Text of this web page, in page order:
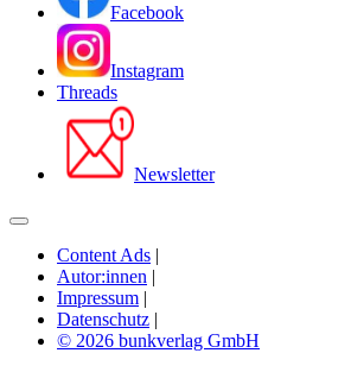
Facebook
Instagram
Threads
Newsletter
Content Ads |
Autor:innen |
Impressum |
Datenschutz |
© 2026 bunkverlag GmbH